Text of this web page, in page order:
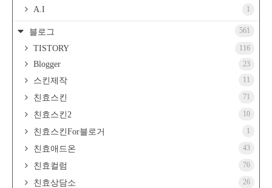
A.I 1
블로그 561
TISTORY 116
Blogger 23
스킨제작 11
친효스킨 71
친효스킨2 10
친효스킨For블로거 1
친효애드온 43
친효컬럼 76
친효상담소 26